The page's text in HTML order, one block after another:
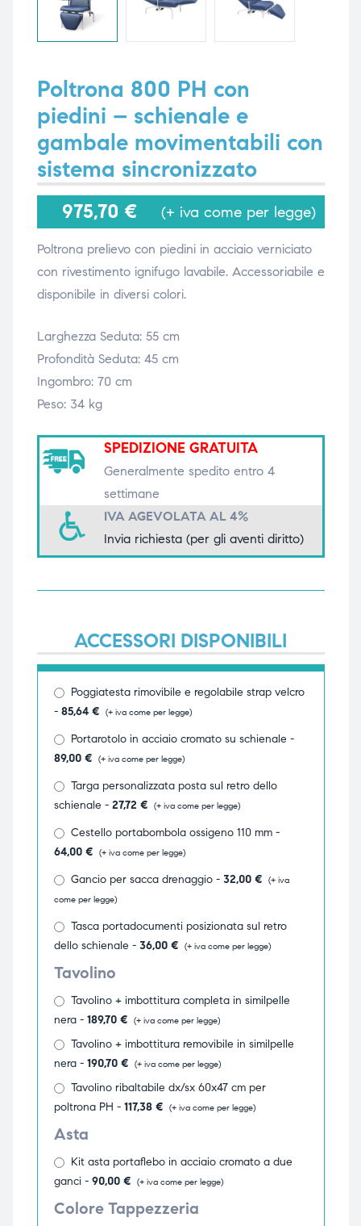
Poltrona 800 PH con
piedini – schienale e
gambale movimentabili con
sistema sincronizzato
975,70 € (+ iva come per legge)
Poltrona prelievo con piedini in acciaio verniciato
con rivestimento ignifugo lavabile. Accessoriabile e
disponibile in diversi colori.
Larghezza Seduta: 55 cm
Profondità Seduta: 45 cm
Ingombro: 70 cm
Peso: 34 kg
SPEDIZIONE GRATUITA
Generalmente spedito entro 4
settimane
IVA AGEVOLATA AL 4%
Invia richiesta (per gli aventi diritto)
ACCESSORI DISPONIBILI
Poggiatesta rimovibile e regolabile strap velcro
- 85,64 € (+ iva come per legge)
Portarotolo in acciaio cromato su schienale -
89,00 € (+ iva come per legge)
Targa personalizzata posta sul retro dello
schienale - 27,72 € (+ iva come per legge)
Cestello portabombola ossigeno 110 mm -
64,00 € (+ iva come per legge)
Gancio per sacca drenaggio - 32,00 € (+ iva
come per legge)
Tasca portadocumenti posizionata sul retro
dello schienale - 36,00 € (+ iva come per legge)
Tavolino
Tavolino + imbottitura completa in similpelle
nera - 189,70 € (+ iva come per legge)
Tavolino + imbottitura removibile in similpelle
nera - 190,70 € (+ iva come per legge)
Tavolino ribaltabile dx/sx 60x47 cm per
poltrona PH - 117,38 € (+ iva come per legge)
Asta
Kit asta portaflebo in acciaio cromato a due
ganci - 90,00 € (+ iva come per legge)
Colore Tappezzeria